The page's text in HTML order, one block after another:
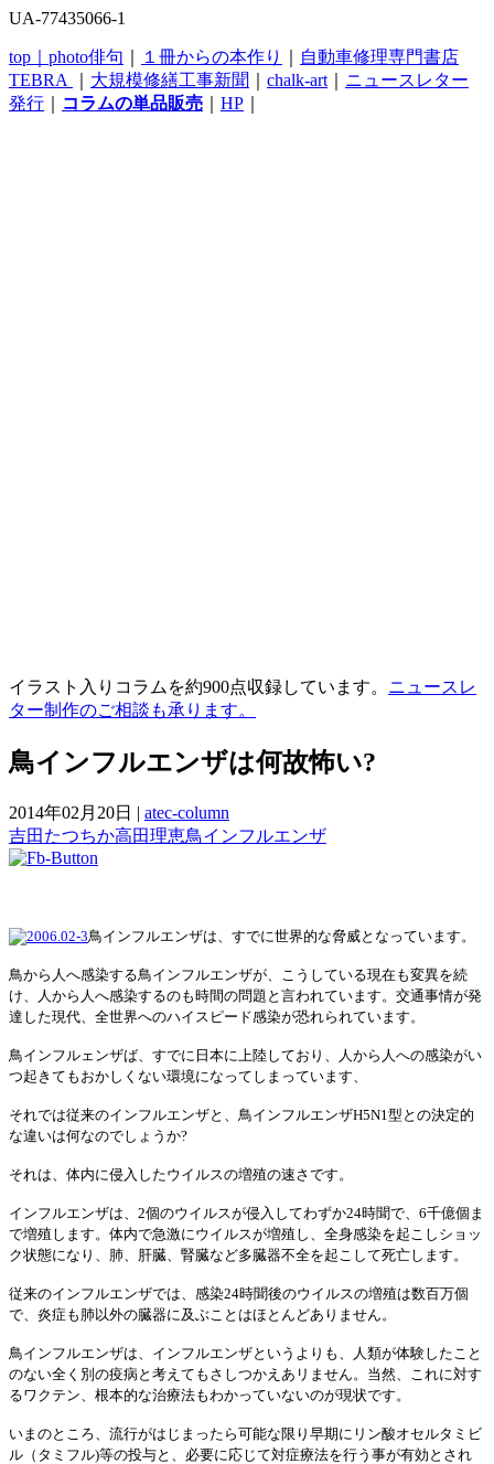
UA-77435066-1
top｜ photo俳句 １冊からの本作り
自動車修理専門書店
TEBRA
大規模修繕工事新聞 chalk-art
ニュースレター
発行
コラムの単品販売 HP
イラスト入りコラムを約900点収録しています。 ニュースレ
ター制作のご相談も承ります。
鳥インフルエンザは何故怖い?
2014年02月20日 | atec-column
吉田たつちか高田理恵鳥インフルエンザ
鳥インフルエンザは、すでに世界的な脅威となっています。
鳥から人へ感染する鳥インフルエンザが、こうしている現在も変異を続
け、人から人へ感染するのも時間の問題と言われています。交通事情が発
達した現代、全世界へのハイスピード感染が恐れられています。
鳥インフルェンザば、すでに日本に上陸しており、人から人への感染がい
つ起きてもおかしくない環境になってしまっています、
それでは従来のインフルエンザと、鳥インフルエンザH5N1型との決定的
な違いは何なのでしょうか?
それは、体内に侵入したウイルスの増殖の速さです。
インフルエンザは、2個のウイルスが侵入してわずか24時聞で、6千億個ま
で増殖します。体内で急激にウイルスが増殖し、全身感染を起こしショッ
ク状態になり、肺、肝臓、腎臓など多臓器不全を起こして死亡します。
従来のインフルエンザでは、感染24時聞後のウイルスの増殖は数百万個
で、炎症も肺以外の臓器に及ぶことはほとんどありません。
鳥インフルエンザは、インフルエンザというよりも、人類が体験したこと
のない全く別の疫病と考えてもさしつかえあリません。当然、これに対す
るワクテン、根本的な治療法もわかっていないのが現状です。
いまのところ、流行がはじまったら可能な限り早期にリン酸オセルタミビ
ル（タミフル)等の投与と、必要に応じて対症療法を行う事が有効とされ